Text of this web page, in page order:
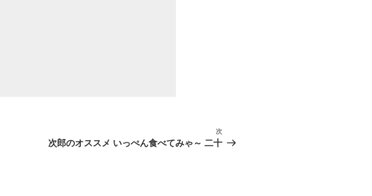
次
の
次
次郎のオススメ いっぺん食べてみゃ～ 二十